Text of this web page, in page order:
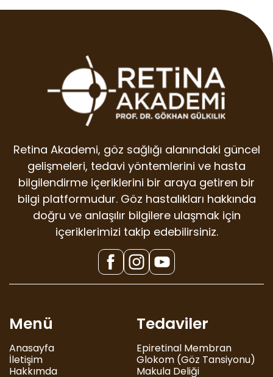
Retina Akademi, göz sağlığı alanındaki güncel
gelişmeleri, tedavi yöntemlerini ve hasta
bilgilendirme içeriklerini bir araya getiren bir
bilgi platformudur. Göz hastalıkları hakkında
doğru ve anlaşılır bilgilere ulaşmak için
içeriklerimizi takip edebilirsiniz.
Menü
Anasayfa
İletişim
Hakkımda
Tedaviler
Epiretinal Membran
Glokom (Göz Tansiyonu)
Makula Deliği